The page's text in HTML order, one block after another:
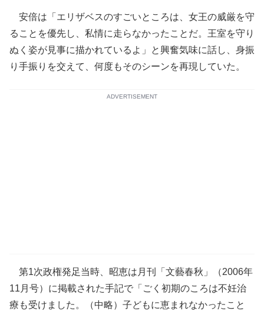
安倍は「エリザベスのすごいところは、女王の威厳を守
ることを優先し、私情に走らなかったことだ。王室を守り
ぬく姿が見事に描かれているよ」と興奮気味に話し、身振
り手振りを交えて、何度もそのシーンを再現していた。
ADVERTISEMENT
第1次政権発足当時、昭恵は月刊「文藝春秋」（2006年
11月号）に掲載された手記で「ごく初期のころは不妊治
療も受けました。（中略）子どもに恵まれなかったこと